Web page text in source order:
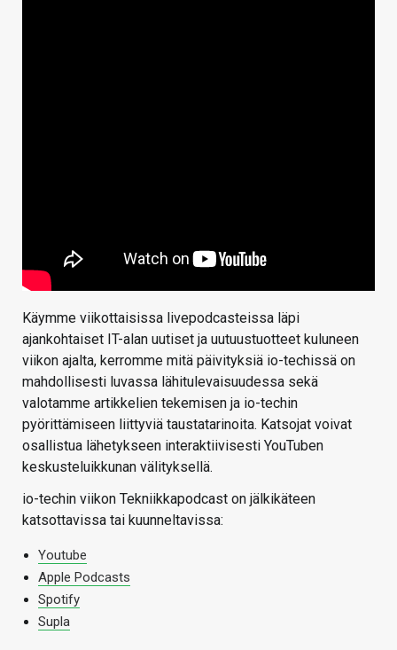
Käymme viikottaisissa livepodcasteissa läpi
ajankohtaiset IT-alan uutiset ja uutuustuotteet kuluneen
viikon ajalta, kerromme mitä päivityksiä io-techissä on
mahdollisesti luvassa lähitulevaisuudessa sekä
valotamme artikkelien tekemisen ja io-techin
pyörittämiseen liittyviä taustatarinoita. Katsojat voivat
osallistua lähetykseen interaktiivisesti YouTuben
keskusteluikkunan välityksellä.
io-techin viikon Tekniikkapodcast on jälkikäteen
katsottavissa tai kuunneltavissa:
Youtube
Apple Podcasts
Spotify
Supla